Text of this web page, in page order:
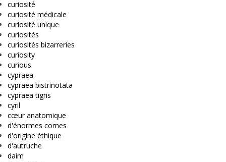
curiosité
curiosité médicale
curiosité unique
curiosités
curiosités bizarreries
curiosity
curious
cypraea
cypraea bistrinotata
cypraea tigris
cyril
cœur anatomique
d'énormes cornes
d'origine éthique
d'autruche
daim